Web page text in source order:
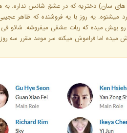
های سان) دختریه که در عشق شانس نداره. به
یه روز با یه فروشنده که ظاهر
بهش میده که ربات عشقی میفروشه. شائو فی
میده اما فراموش میکنه سر موعد مقرر سه